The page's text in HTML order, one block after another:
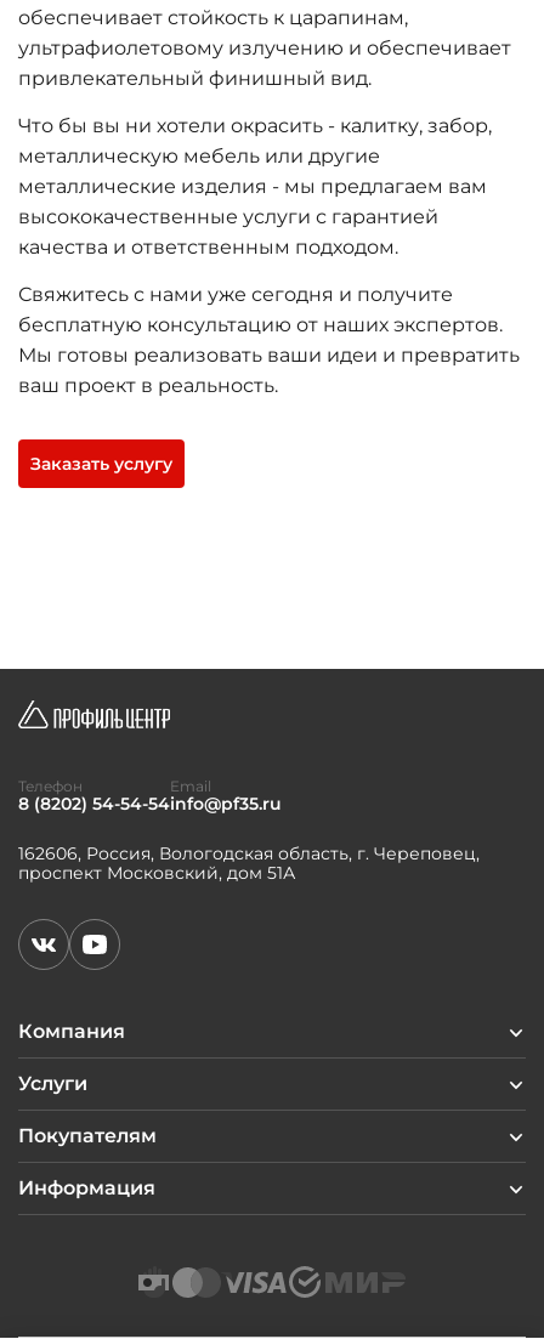
обеспечивает стойкость к царапинам,
ультрафиолетовому излучению и обеспечивает
привлекательный финишный вид.
Что бы вы ни хотели окрасить - калитку, забор,
металлическую мебель или другие
металлические изделия - мы предлагаем вам
высококачественные услуги с гарантией
качества и ответственным подходом.
Свяжитесь с нами уже сегодня и получите
бесплатную консультацию от наших экспертов.
Мы готовы реализовать ваши идеи и превратить
ваш проект в реальность.
Заказать услугу
Компания
Услуги
Покупателям
Информация
162606, Россия, Вологодская область, г. Череповец,
проспект Московский, дом 51А
Телефон
8 (8202) 54-54-54
Email
info@pf35.ru